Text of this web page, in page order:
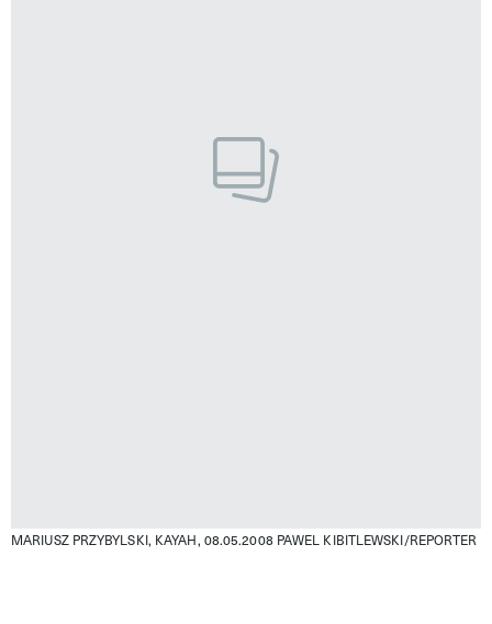
MARIUSZ PRZYBYLSKI, KAYAH, 08.05.2008 PAWEL KIBITLEWSKI/REPORTER